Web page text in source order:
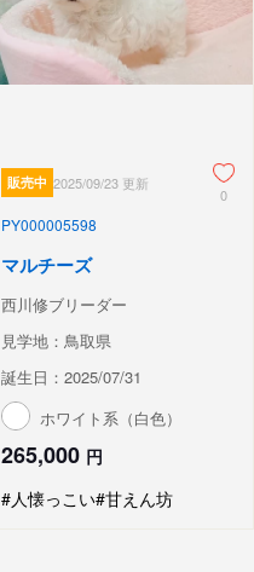
販売中 2025/09/23 更新
0
PY000005598
マルチーズ
西川修ブリーダー
見学地：鳥取県
誕生日：2025/07/31
ホワイト系（白色）
265,000 円
#人懐っこい#甘えん坊